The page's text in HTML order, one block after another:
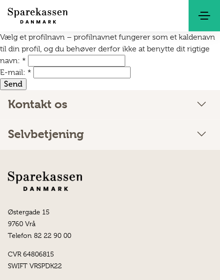
Vælg et profilnavn – profilnavnet fungerer som et kaldenavn
til din profil, og du behøver derfor ikke at benytte dit rigtige
navn: *
E-mail: *
Kontakt os
Selvbetjening
Østergade 15
9760 Vrå
Telefon 82 22 90 00
CVR 64806815
SWIFT VRSPDK22